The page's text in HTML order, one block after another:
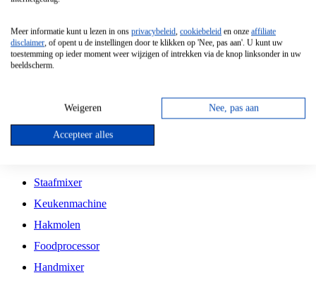
Vrijstaande Magnetron
Vrijstaande Kookplaat
Inbouw Gaskookplaat
Inbouw Keramische Kookplaat
Kookplaat Accessoires
Staafmixer
Keukenmachine
Hakmolen
Foodprocessor
Handmixer
Meer informatie kunt u lezen in ons privacybeleid, cookiebeleid en onze affiliate
disclaimer, of opent u de instellingen door te klikken op 'Nee, pas aan'. U kunt uw
toestemming op ieder moment weer wijzigen of intrekken via de knop linksonder in uw
beeldscherm.
Weigeren Nee, pas aan
Accepteer alles